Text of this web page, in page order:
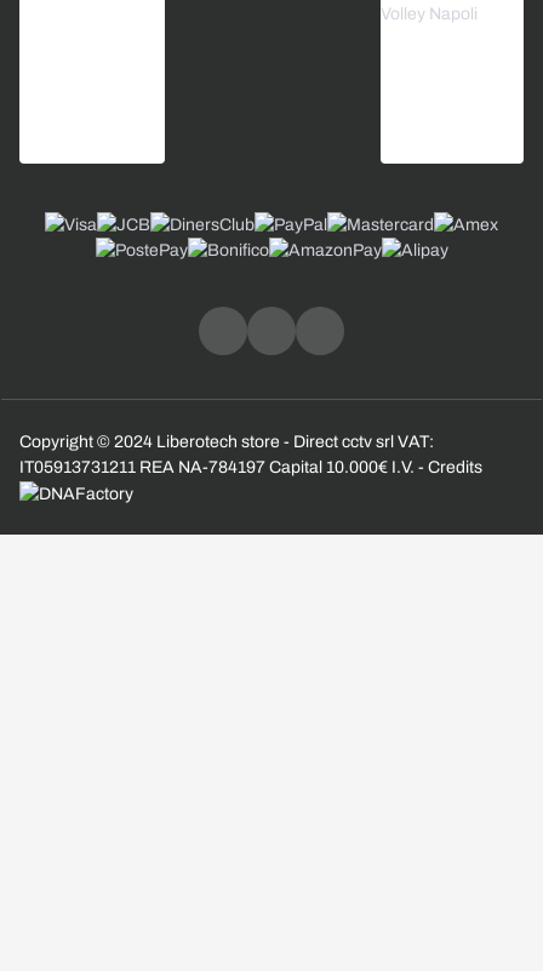
Copyright © 2024 Liberotech store - Direct cctv srl VAT:
IT05913731211 REA NA-784197 Capital 10.000€ I.V. - Credits